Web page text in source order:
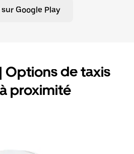
Google Play
Options de taxis
proximité